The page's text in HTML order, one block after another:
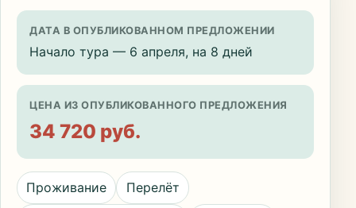
ДАТА В ОПУБЛИКОВАННОМ ПРЕДЛОЖЕНИИ
Начало тура — 6 апреля, на 8 дней
ЦЕНА ИЗ ОПУБЛИКОВАННОГО ПРЕДЛОЖЕНИЯ
34 720 руб.
Проживание Перелёт